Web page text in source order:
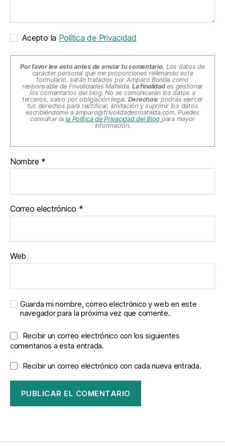
Acepto la Política de Privacidad
Por favor lee esto antes de enviar tu comentario. Los datos de
carácter personal que me proporciones rellenando este
formulario, serán tratados por Amparo Bonilla como
responsable de Frivolidades Mafalda. La finalidades gestionar
los comentarios del blog. No se comunicarán los datos a
terceros, salvo por obligación legal. Derechos: podrás ejercer
tus derechos para rectificar, limitación y suprimir los datos
escribiéndome a amparo@frivolidadesmafalda.com. Puedes
consultar lala Política de Privacidad del Blog para mayor
información.
Nombre *
Correo electrónico *
Web
Guarda mi nombre, correo electrónico y web en este
navegador para la próxima vez que comente.
Recibir un correo electrónico con los siguientes
comentarios a esta entrada.
Recibir un correo electrónico con cada nueva entrada.